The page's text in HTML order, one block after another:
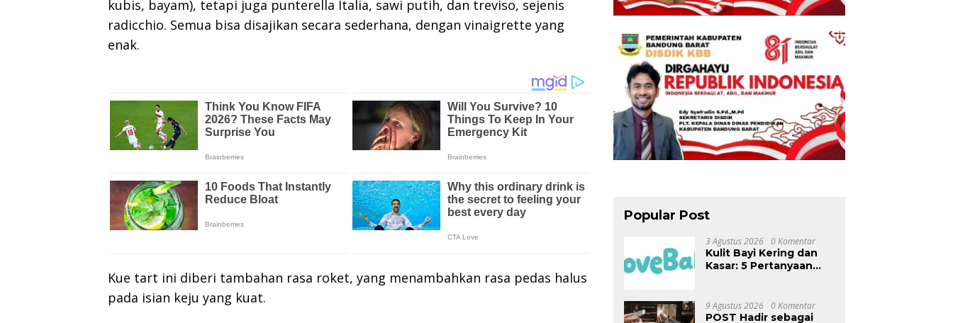
kubis, bayam), tetapi juga punterella Italia, sawi putih, dan treviso, sejenis
radicchio. Semua bisa disajikan secara sederhana, dengan vinaigrette yang
enak.
Kue tart ini diberi tambahan rasa roket, yang menambahkan rasa pedas halus
pada isian keju yang kuat.
Popular Post
3 Agustus 2026 0 Komentar
Kulit Bayi Kering dan
Kasar: 5 Pertanyaan
9 Agustus 2026 0 Komentar
POST Hadir sebagai